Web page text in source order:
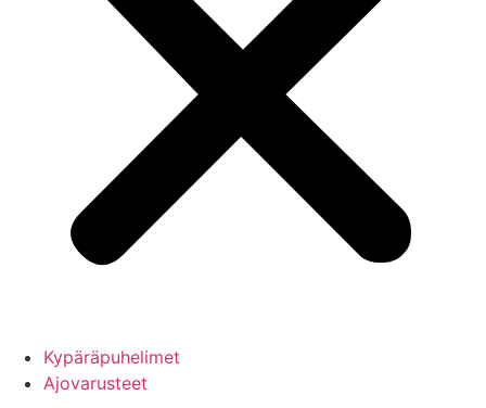
Kypäräpuhelimet
Ajovarusteet